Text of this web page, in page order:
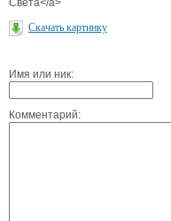
Света</a>
Скачать картинку
Имя или ник:
Комментарий: